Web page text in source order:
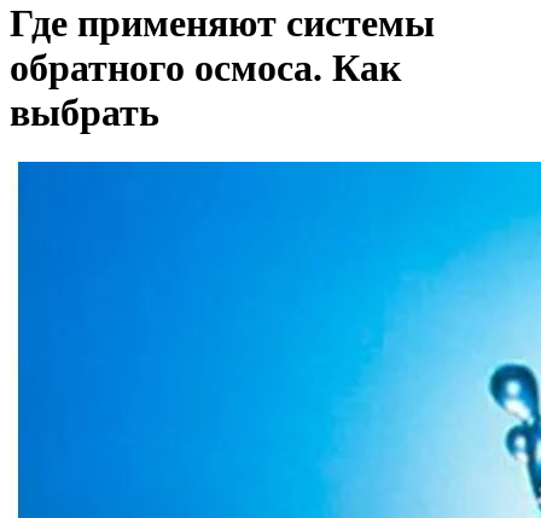
Где применяют системы
обратного осмоса. Как
выбрать